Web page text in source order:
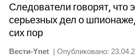
Следователи говорят, что
серьезных дел о
сих пор
Вести-Ynet | Опубликовано: